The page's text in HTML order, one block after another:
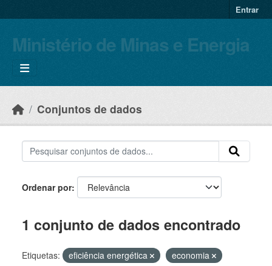
Entrar
Ministério de Minas e Energia
Conjuntos de dados
Ordenar por
1 conjunto de dados encontrado
Etiquetas: eficiência energética
economia